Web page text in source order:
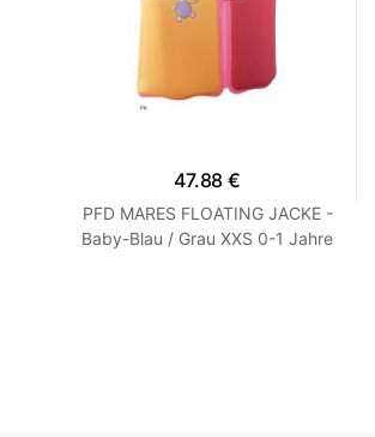
47.88 €
PFD MARES FLOATING JACKE -
Baby-Blau / Grau XXS 0-1 Jahre